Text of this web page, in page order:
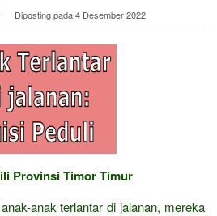
Diposting pada4 Desember 2022
Provinsi Timor Timur
anak terlantar di jalanan, mereka